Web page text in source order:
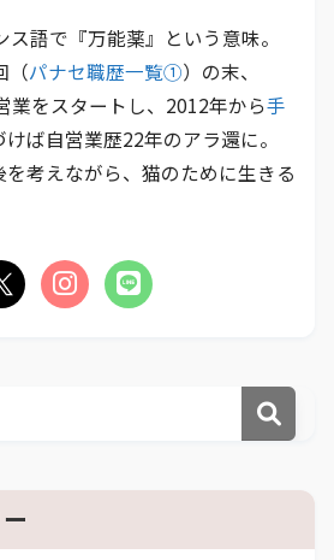
ス語で『万能薬』という意味。
（パナセ職歴一覧①）の末、
業をスタートし、2012年から手
ば自営業歴22年のアラ還に。
考えながら、猫のために生きる